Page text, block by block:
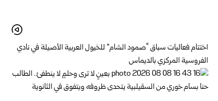
اختتام فعاليات سباق “صمود الشام” للخيول العربية الأصيلة في نادي
الفروسية المركزي بالديماس